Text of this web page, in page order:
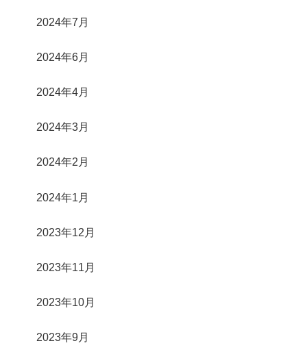
2024年7月
2024年6月
2024年4月
2024年3月
2024年2月
2024年1月
2023年12月
2023年11月
2023年10月
2023年9月